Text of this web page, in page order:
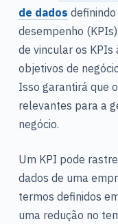
de dados
desempenho
de vincular os
objetivos de
Isso garantirá que
relevantes para a
negócio.
Um KPI pode
dados de uma
termos definidos
uma redução no